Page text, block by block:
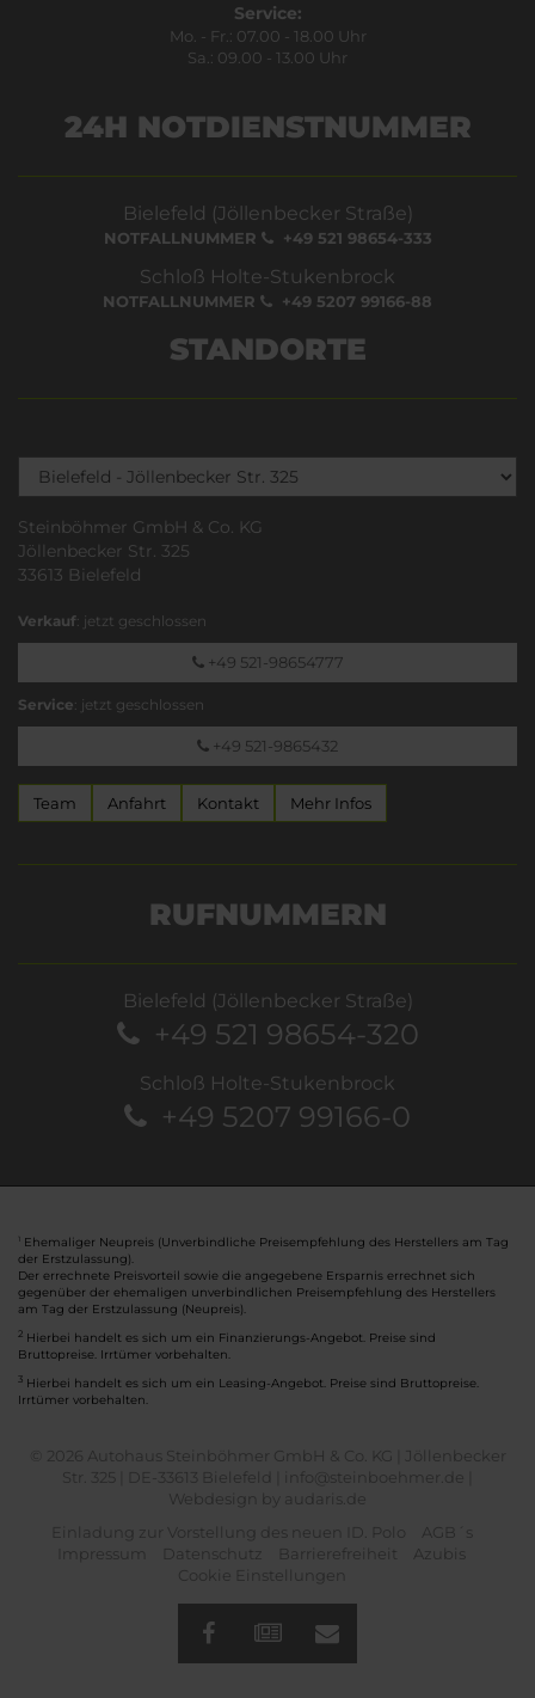
Service:
Mo. - Fr.: 07.00 - 18.00 Uhr
Sa.: 09.00 - 13.00 Uhr
24H NOTDIENSTNUMMER
Bielefeld (Jöllenbecker Straße)
NOTFALLNUMMER +49 521 98654-333
Schloß Holte-Stukenbrock
NOTFALLNUMMER +49 5207 99166-88
STANDORTE
Steinböhmer GmbH & Co. KG
Jöllenbecker Str. 325
33613 Bielefeld
Verkauf: jetzt geschlossen
+49 521-98654777
Service: jetzt geschlossen
+49 521-9865432
Team Anfahrt Kontakt Mehr Infos
RUFNUMMERN
Bielefeld (Jöllenbecker Straße)
+49 521 98654-320
Schloß Holte-Stukenbrock
+49 5207 99166-0
Ehemaliger Neupreis (Unverbindliche Preisempfehlung des Herstellers am Tag
der Erstzulassung).
Der errechnete Preisvorteil sowie die angegebene Ersparnis errechnet sich
gegenüber der ehemaligen unverbindlichen Preisempfehlung des Herstellers
am Tag der Erstzulassung (Neupreis).
2 Hierbei handelt es sich um ein Finanzierungs-Angebot. Preise sind
Bruttopreise. Irrtümer vorbehalten.
3 Hierbei handelt es sich um ein Leasing-Angebot. Preise sind Bruttopreise.
Irrtümer vorbehalten.
© 2026 Autohaus Steinböhmer GmbH & Co. KG | Jöllenbecker
Str. 325 | DE-33613 Bielefeld | info@steinboehmer.de |
Webdesign by audaris.de
Einladung zur Vorstellung des neuen ID. Polo
AGB´s
Impressum
Datenschutz Barrierefreiheit
Azubis
Cookie Einstellungen